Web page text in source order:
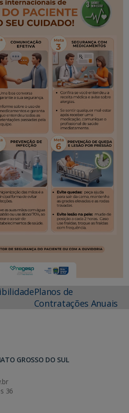
Planos de
Contratações Anuais
GROSSO DO SUL
36